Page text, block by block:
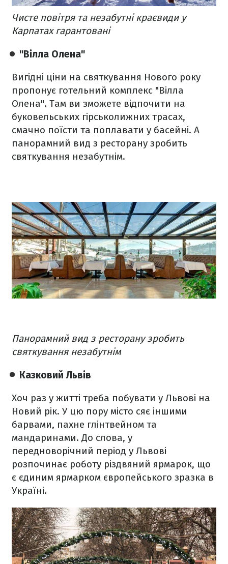
Чисте повітря та незабутні краєвиди у
Карпатах гарантовані
"Вілла Олена"
Вигідні ціни на святкування Нового року
пропонує готельний комплекс "Вілла
Олена". Там ви зможете відпочити на
буковельських гірськолижних трасах,
смачно поїсти та поплавати у басейні. А
панорамний вид з ресторану зробить
святкування незабутнім.
Панорамний вид з ресторану зробить
святкування незабутнім
Казковий Львів
Хоч раз у житті треба побувати у Львові на
Новий рік. У цю пору місто сяє іншими
барвами, пахне глінтвейном та
мандаринами. До слова, у
передноворічний період у Львові
розпочинає роботу різдвяний ярмарок, що
є єдиним ярмарком європейського зразка в
Україні.